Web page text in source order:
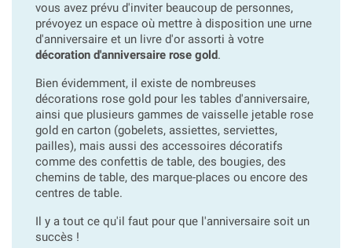
vous avez prévu d'inviter beaucoup de personnes,
prévoyez un espace où mettre à disposition une urne
d'anniversaire et un livre d'or assorti à votre
décoration d'anniversaire rose gold.
Bien évidemment, il existe de nombreuses
décorations rose gold pour les tables d'anniversaire,
ainsi que plusieurs gammes de vaisselle jetable rose
gold en carton (gobelets, assiettes, serviettes,
pailles), mais aussi des accessoires décoratifs
comme des confettis de table, des bougies, des
chemins de table, des marque-places ou encore des
centres de table.
Il y a tout ce qu'il faut pour que l'anniversaire soit un
succès !